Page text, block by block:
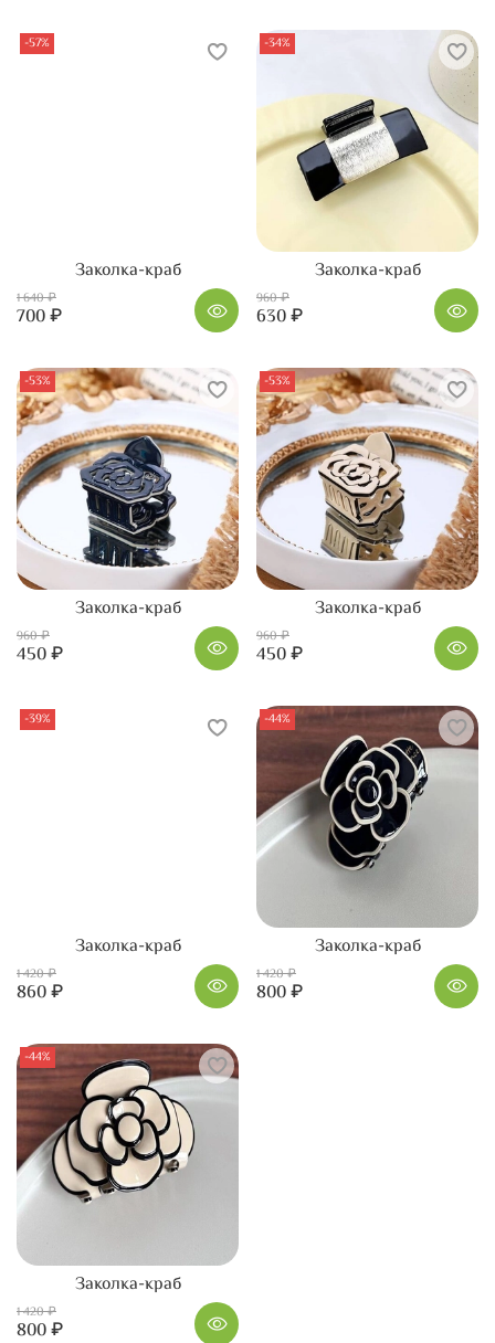
-57%
Заколка-краб
1 640 ₽
700 ₽
-34%
Заколка-краб
960 ₽
630 ₽
-53%
Заколка-краб
960 ₽
450 ₽
-53%
Заколка-краб
960 ₽
450 ₽
-39%
Заколка-краб
1 420 ₽
860 ₽
-44%
Заколка-краб
1 420 ₽
800 ₽
-44%
Заколка-краб
1 420 ₽
800 ₽